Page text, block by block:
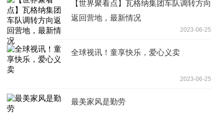
【世界聚看点】瓦格纳集团车队调转方向
返回营地，最新情况
2023-06-25
全球视讯！童享快乐，爱心义卖
2023-06-25
最美家风是勤劳